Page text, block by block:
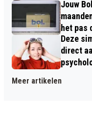
Jouw
het pas
Deze
direct
Meer artikelen